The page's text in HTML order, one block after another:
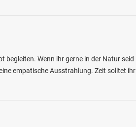
begleiten. Wenn ihr gerne in der Natur seid
empatische Ausstrahlung. Zeit solltet ihr